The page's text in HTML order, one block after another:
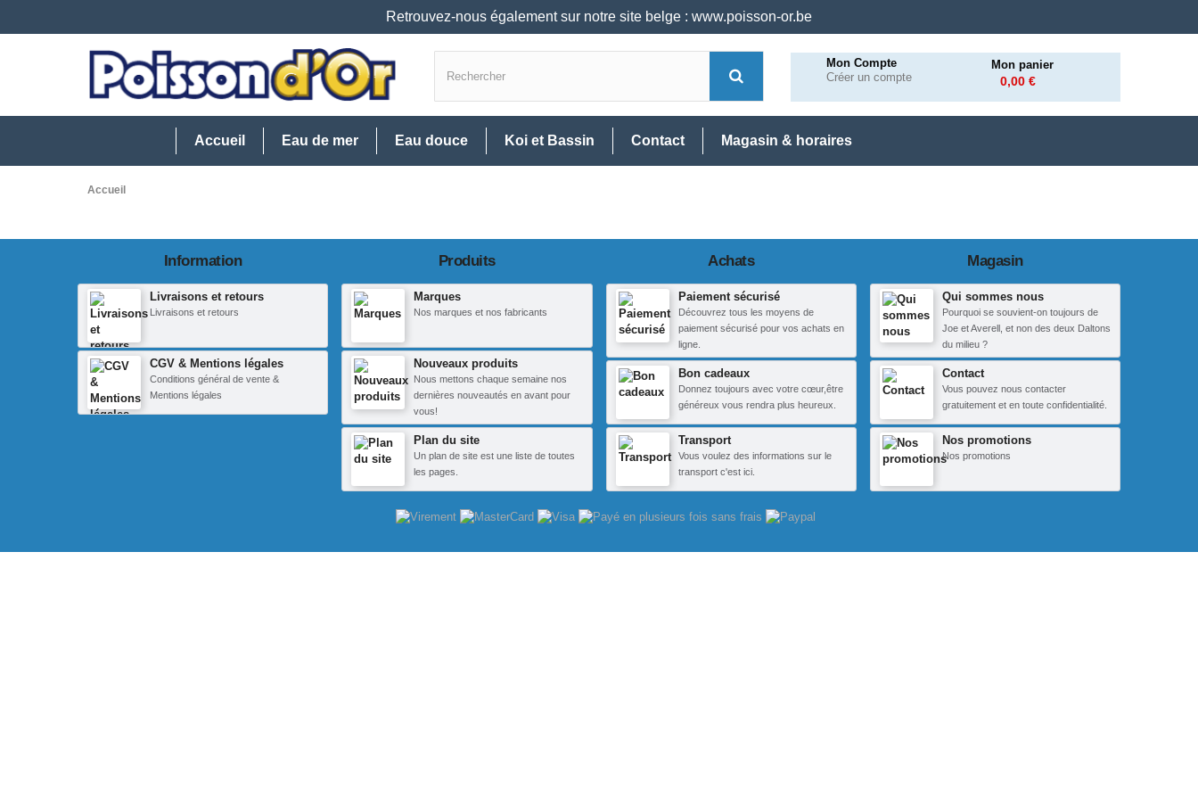
Retrouvez-nous également sur notre site belge : www.poisson-or.be
Mon Compte
Créer un compte
Mon panier
0,00 €
Accueil Eau de mer Eau douce Koi et Bassin Contact Magasin & horaires
Accueil
Information
Livraisons et retours
Livraisons et retours
CGV & Mentions légales
Conditions général de vente &
Mentions légales
Produits
Marques
Nos marques et nos fabricants
Nouveaux produits
Nous mettons chaque semaine nos
dernières nouveautés en avant pour
vous!
Plan du site
Un plan de site est une liste de toutes
les pages.
Achats
Paiement sécurisé
Découvrez tous les moyens de
paiement sécurisé pour vos achats en
ligne.
Bon cadeaux
Donnez toujours avec votre cœur,être
généreux vous rendra plus heureux.
Transport
Vous voulez des informations sur le
transport c'est ici.
Magasin
Qui sommes nous
Pourquoi se souvient-on toujours de
Joe et Averell, et non des deux Daltons
du milieu ?
Contact
Vous pouvez nous contacter
gratuitement et en toute confidentialité.
Nos promotions
Nos promotions